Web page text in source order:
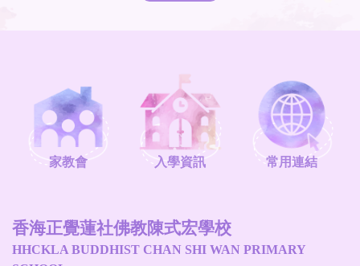
家教會 入學資訊 常用連結
香海正覺蓮社佛教陳式宏學校
HHCKLA BUDDHIST CHAN SHI WAN PRIMARY